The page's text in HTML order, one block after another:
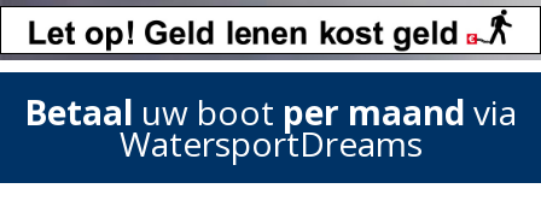
Betaal uw boot per maand via
WatersportDreams